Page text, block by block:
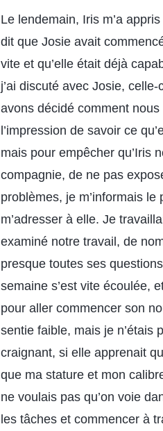
Le lendemain, Iris m’a
dit que Josie avait
vite et qu’elle était déjà
j’ai discuté avec Josie,
avons décidé comment
l’impression de savoir ce
mais pour empêcher qu’Iris
compagnie, de ne pas
problèmes, je m’informais
m’adresser à elle. Je
examiné notre travail, de
presque toutes ses
semaine s’est vite écoulée,
pour aller commencer son
sentie faible, mais je n’étais
craignant, si elle apprenait
que ma stature et mon
ne voulais pas qu’on voie
les tâches et commencer à